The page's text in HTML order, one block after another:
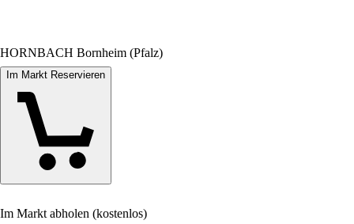
HORNBACH Bornheim (Pfalz)
Im Markt Reservieren
Im Markt abholen (kostenlos)